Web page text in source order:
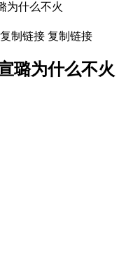
为什么不火
复制链接 复制链接
璐为什么不火